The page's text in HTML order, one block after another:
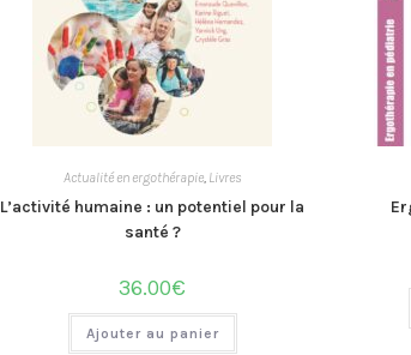
Actualité en ergothérapie, Livres
L’activité humaine : un potentiel pour la
santé ?
36.00€
Ajouter au panier